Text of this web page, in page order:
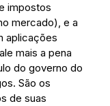
impostos
mercado), e a
aplicações
mais a pena
do governo do
São os
de suas